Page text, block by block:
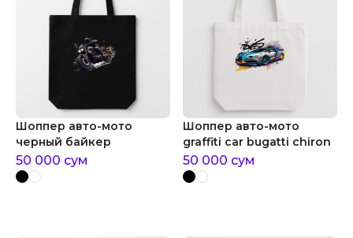
Шоппер авто-мото
черный байкер
50 000 сум
Шоппер авто-мото
graffiti car bugatti chiron
50 000 сум